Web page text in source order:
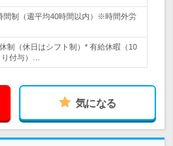
間制（週平均40時間以内）※時間外労
制（休日はシフト制）* 有給休暇（10
付与）…
気になる